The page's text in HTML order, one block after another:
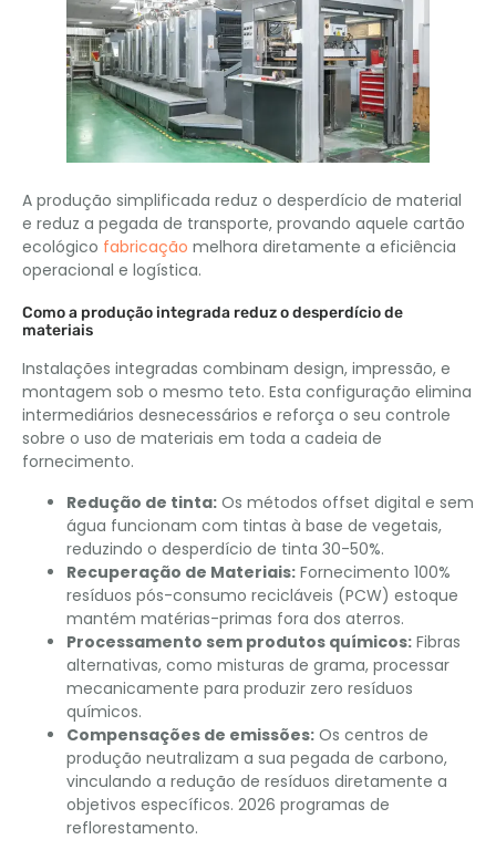
A produção simplificada reduz o desperdício de material
e reduz a pegada de transporte, provando aquele cartão
ecológico fabricação melhora diretamente a eficiência
operacional e logística.
Como a produção integrada reduz o desperdício de
materiais
Instalações integradas combinam design, impressão, e
montagem sob o mesmo teto. Esta configuração elimina
intermediários desnecessários e reforça o seu controle
sobre o uso de materiais em toda a cadeia de
fornecimento.
Redução de tinta: Os métodos offset digital e sem
água funcionam com tintas à base de vegetais,
reduzindo o desperdício de tinta 30-50%.
Recuperação de Materiais: Fornecimento 100%
resíduos pós-consumo recicláveis (PCW) estoque
mantém matérias-primas fora dos aterros.
Processamento sem produtos químicos: Fibras
alternativas, como misturas de grama, processar
mecanicamente para produzir zero resíduos
químicos.
Compensações de emissões: Os centros de
produção neutralizam a sua pegada de carbono,
vinculando a redução de resíduos diretamente a
objetivos específicos. 2026 programas de
reflorestamento.